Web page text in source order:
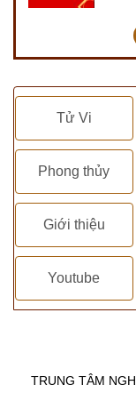
Tử Vi
Phong thủy
Giới thiệu
Youtube
TRUNG TÂM